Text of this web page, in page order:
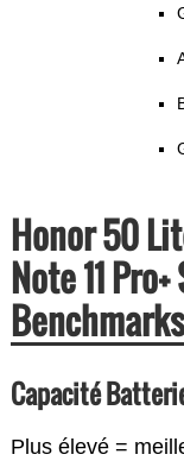
Honor 50
Note 11
Benchmarks
Capacité
Plus élevé =